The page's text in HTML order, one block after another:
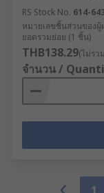
RS Stock No. 614-
หมายเลขชิ้นส่วนของผู้
ยอดรวมย่อย (1 ชิ้น)
THB138.29(ไม่รว
จำนวน /